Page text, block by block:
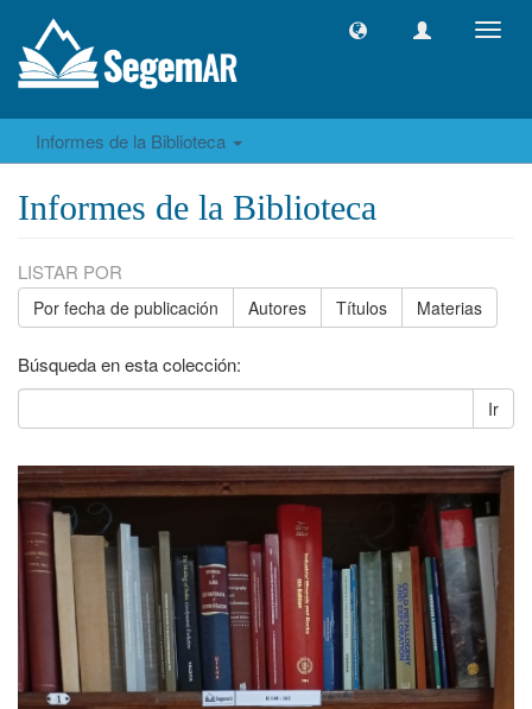
Informes de la Biblioteca
Informes de la Biblioteca
LISTAR POR
Por fecha de publicación Autores Títulos Materias
Búsqueda en esta colección:
Ir